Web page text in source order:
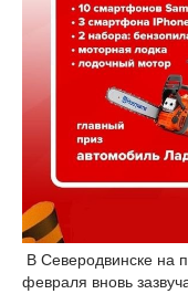
В Северодвинске на
февраля вновь